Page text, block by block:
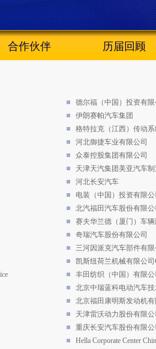
合作伙伴 历届回顾
德尔福（中国）投资有限
伊朗赛帕汽车集团
格特拉克（江西）传动系
河北御捷车业有限公司
众泰控股集团有限公司
天津天汽集团美亚汽车制
河北长安汽车
电装（中国）投资有限
北汽福田汽车股份有限公
赛夫华兰德（厦门）车
奇瑞汽车股份有限公司
三河因派克汽车部件有限
凯斯纽荷兰机械有限公司
丰田纺织（中国）有限公
北京中瑞蓝科电动汽车技
北京福田康明斯发动机有
天津雷沃动力股份有限公
重庆长安汽车股份有限公
Hella Corporate Center